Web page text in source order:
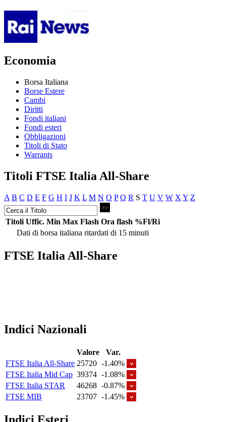
Economia
Borsa Italiana
Borse Estere
Cambi
Diritti
Fondi italiani
Fondi esteri
Obbligazioni
Titoli di Stato
Warrants
Titoli FTSE Italia All-Share
A B C D E F G H I J K L M N O P Q R S T U V W X Y Z
Titoli Uffic. Min Max Flash Ora flash %Fl/Ri
Dati di borsa italiana ritardati di 15 minuti
FTSE Italia All-Share
Indici Nazionali
Valore
Var.
FTSE Italia All-Share 25720 -1.40%
FTSE Italia Mid Cap 39374 -1.08%
FTSE Italia STAR
46268 -0.87%
FTSE MIB
23707 -1.45%